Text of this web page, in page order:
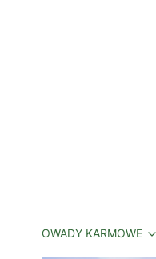
OWADY KARMOWE